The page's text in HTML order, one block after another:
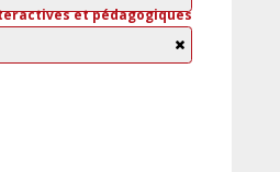
et pédagogiques